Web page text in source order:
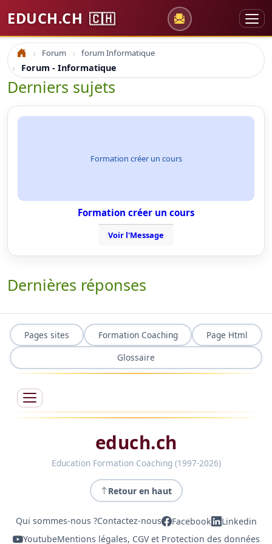
EDUCH.CH 🇨🇭
Accueil Forum forum Informatique
Forum - Informatique
Derniers sujets
Formation créer un cours
Formation créer un cours
Voir l'Message
Dernières réponses
Pages sites Formation Coaching
Page Html
Glossaire
educh.ch
Education Formation Coaching (1997-2026)
Retour en haut
Qui sommes-nous ?Contactez-nous Facebook
Linkedin
YoutubeMentions légales, CGV et Protection des données